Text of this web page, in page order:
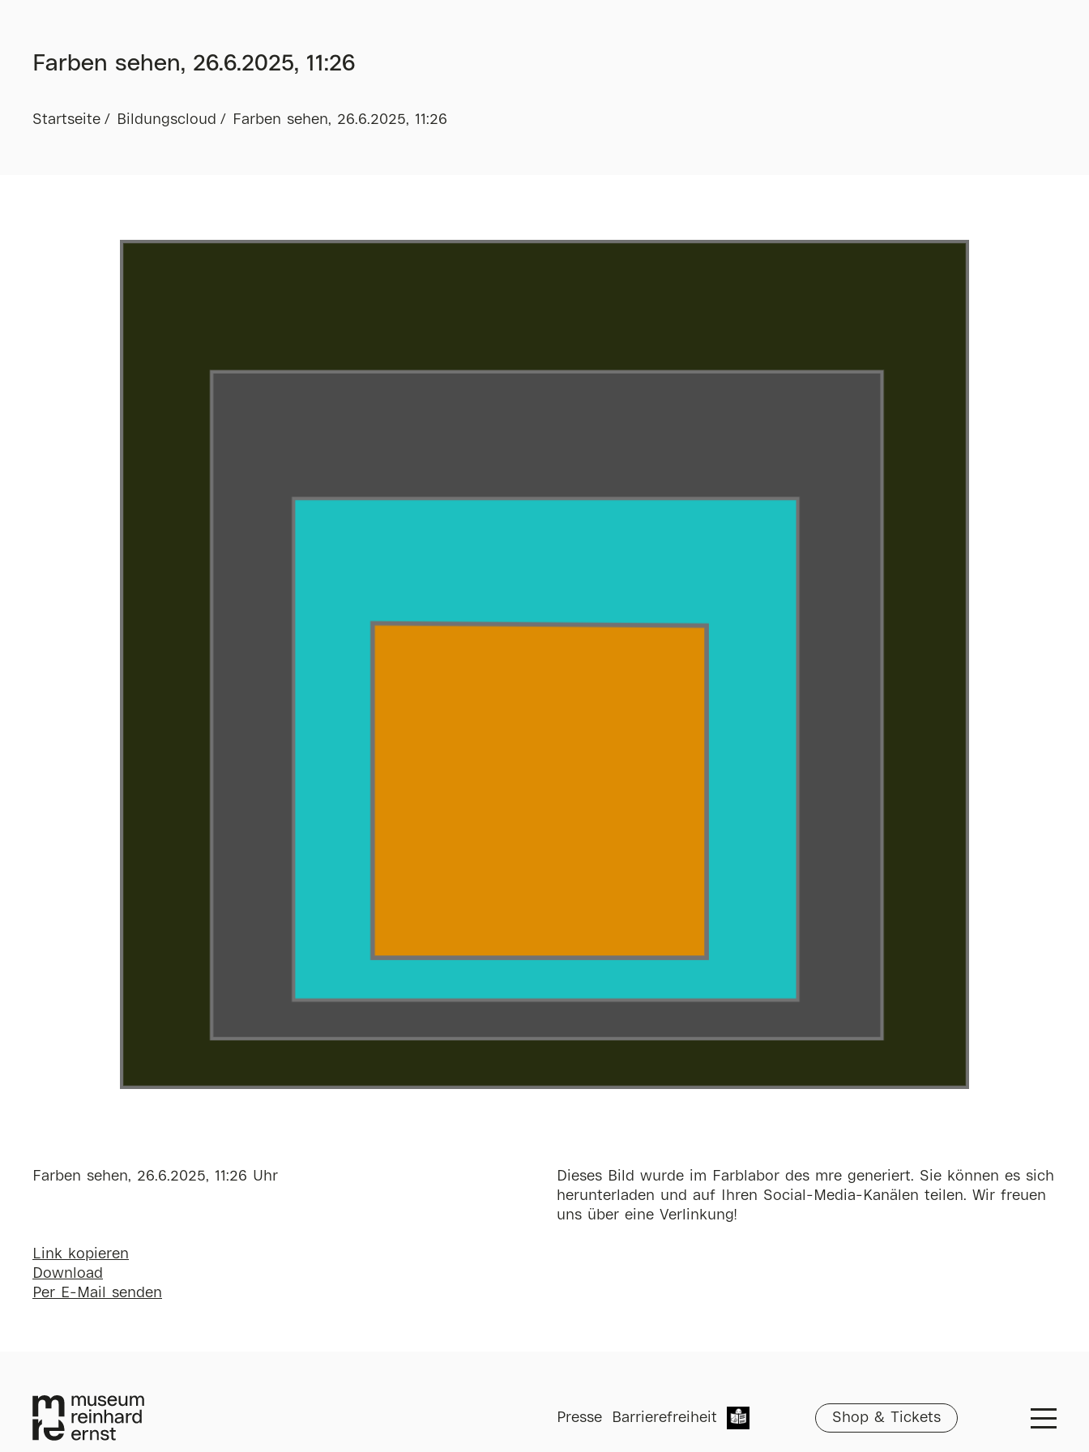
Presse Barrierefreiheit Shop & Tickets
Farben sehen, 26.6.2025, 11:26
Startseite Bildungscloud Farben sehen, 26.6.2025, 11:26
Farben sehen, 26.6.2025, 11:26 Uhr
Link kopieren
Download
Per E-Mail senden
Dieses Bild wurde im Farblabor des mre generiert. Sie können es sich
herunterladen und auf Ihren Social-Media-Kanälen teilen. Wir freuen
uns über eine Verlinkung!
Anmieten